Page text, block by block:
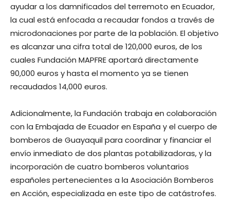
ayudar a los damnificados del terremoto en Ecuador,
la cual está enfocada a recaudar fondos a través de
microdonaciones por parte de la población. El objetivo
es alcanzar una cifra total de 120,000 euros, de los
cuales Fundación MAPFRE aportará directamente
90,000 euros y hasta el momento ya se tienen
recaudados 14,000 euros.
Adicionalmente, la Fundación trabaja en colaboración
con la Embajada de Ecuador en España y el cuerpo de
bomberos de Guayaquil para coordinar y financiar el
envío inmediato de dos plantas potabilizadoras, y la
incorporación de cuatro bomberos voluntarios
españoles pertenecientes a la Asociación Bomberos
en Acción, especializada en este tipo de catástrofes.